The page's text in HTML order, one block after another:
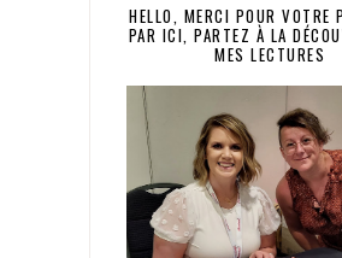
HELLO, MERCI POUR VOTRE
PAR ICI, PARTEZ À LA
MES LECTURES